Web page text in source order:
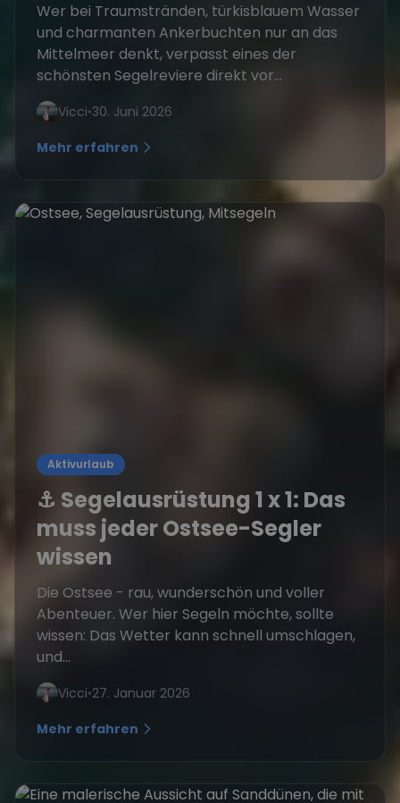
Wer bei Traumstränden, türkisblauem Wasser
und charmanten Ankerbuchten nur an das
Mittelmeer denkt, verpasst eines der
schönsten Segelreviere direkt vor...
Vicci•30. Juni 2026
Mehr erfahren
Aktivurlaub
⚓ Segelausrüstung 1 x 1: Das
muss jeder Ostsee-Segler
wissen
Die Ostsee - rau, wunderschön und voller
Abenteuer. Wer hier Segeln möchte, sollte
wissen: Das Wetter kann schnell umschlagen,
und...
Vicci•27. Januar 2026
Mehr erfahren